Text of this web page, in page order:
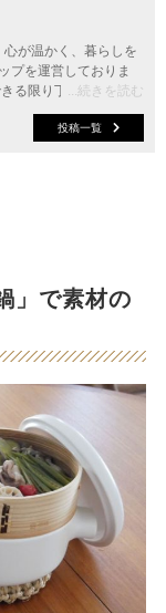
...続きを読む
が温かく、暮らしを
プを運営しておりま
る限り丁寧に説明し
投稿一覧
」で素材の